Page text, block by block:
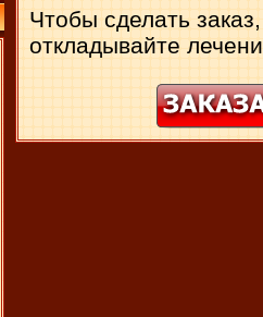
Чтобы сделать
откладывайте